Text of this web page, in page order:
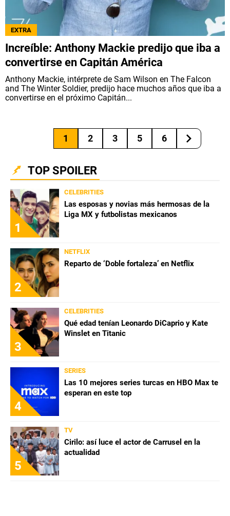
EXTRA
Increíble: Anthony Mackie predijo que iba a
convertirse en Capitán América
Anthony Mackie, intérprete de Sam Wilson en The Falcon
and The Winter Soldier, predijo hace muchos años que iba a
convertirse en el próximo Capitán...
1 2 3 5 6
TOP SPOILER
1
CELEBRITIES
Las esposas y novias más hermosas de la
Liga MX y futbolistas mexicanos
2
NETFLIX
Reparto de ‘Doble fortaleza’ en Netflix
3
CELEBRITIES
Qué edad tenían Leonardo DiCaprio y Kate
Winslet en Titanic
4
SERIES
Las 10 mejores series turcas en HBO Max te
esperan en este top
5
TV
Cirilo: así luce el actor de Carrusel en la
actualidad